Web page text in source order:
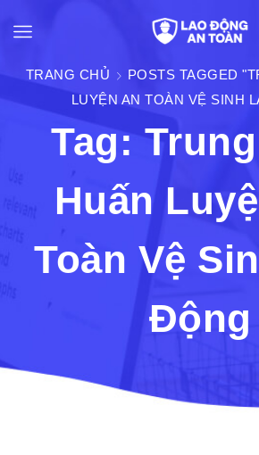
TRANG CHỦ
POSTS TAGGED
LUYỆN AN TOÀN VỆ SINH
Tag:
Huấn
Toàn Vệ
Động